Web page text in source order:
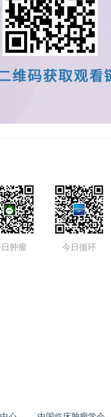
肿瘤 今日循环